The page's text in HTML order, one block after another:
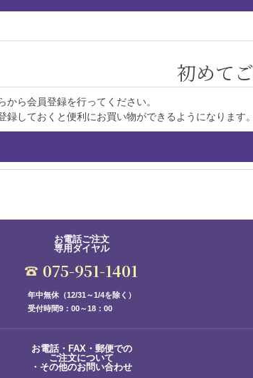
初めて
ら会員登録を行ってください。
録しておくと便利にお買い物ができるようになります。
お電話ご注文
専用ダイヤル
075-951-1401
年中無休（12/31～1/4を除く）
受付時間9：00～18：00
お電話・FAX・郵便での
ご注文について
・その他のお問い合わせ